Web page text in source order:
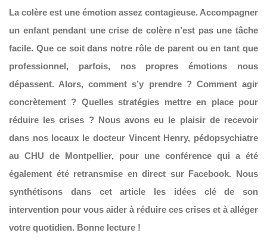
La colère est une émotion assez contagieuse. Accompagner
un enfant pendant une crise de colère n’est pas une tâche
facile. Que ce soit dans notre rôle de parent ou en tant que
professionnel, parfois, nos propres émotions nous
dépassent. Alors, comment s’y prendre ? Comment agir
concrètement ? Quelles stratégies mettre en place pour
réduire les crises ? Nous avons eu le plaisir de recevoir
dans nos locaux le docteur Vincent Henry, pédopsychiatre
au CHU de Montpellier, pour une conférence qui a été
également été retransmise en direct sur Facebook. Nous
synthétisons dans cet article les idées clé de son
intervention pour vous aider à réduire ces crises et à alléger
votre quotidien. Bonne lecture !